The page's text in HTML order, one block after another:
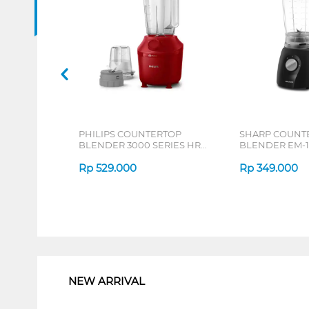
PHILIPS COUNTERTOP
BLENDER 3000 SERIES HR-
Rp 529.000
SHARP
BLENDER EM-
Rp 349.000
NEW ARRIVAL